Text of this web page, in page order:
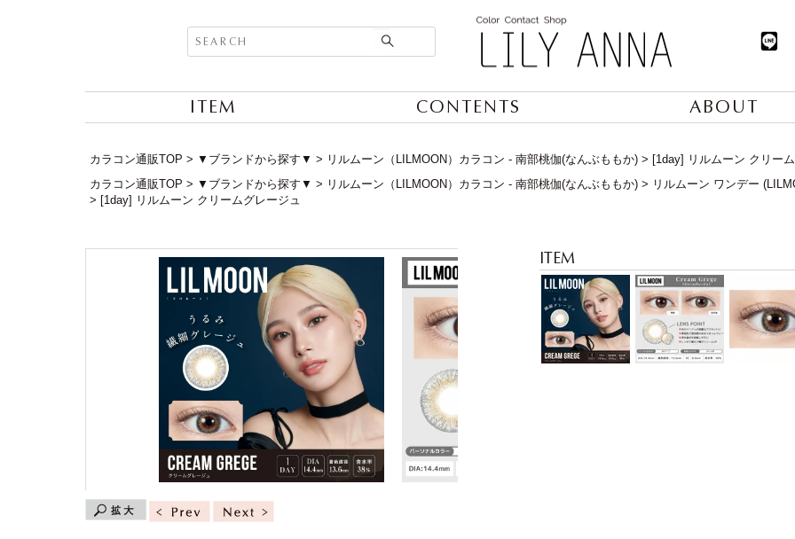
ITEM CONTENTS ABOUT
カラコン通販TOP ▼ブランドから探す▼ リルムーン（LILMOON）カラコン - 南部桃伽(なんぶももか)
[1day] リルムーン クリー
カラコン通販TOP
▼ブランドから探す▼ リルムーン（LILMOON）カラコン - 南部桃伽(なんぶももか)
リルムーン ワンデー
[1day] リルムーン クリームグレージュ